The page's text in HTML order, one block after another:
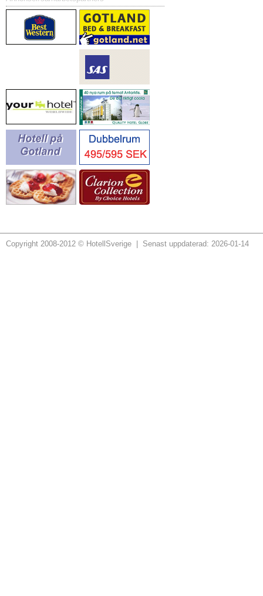
Copyright 2008-2012 © HotellSverige | Senast uppdaterad: 2026-01-14